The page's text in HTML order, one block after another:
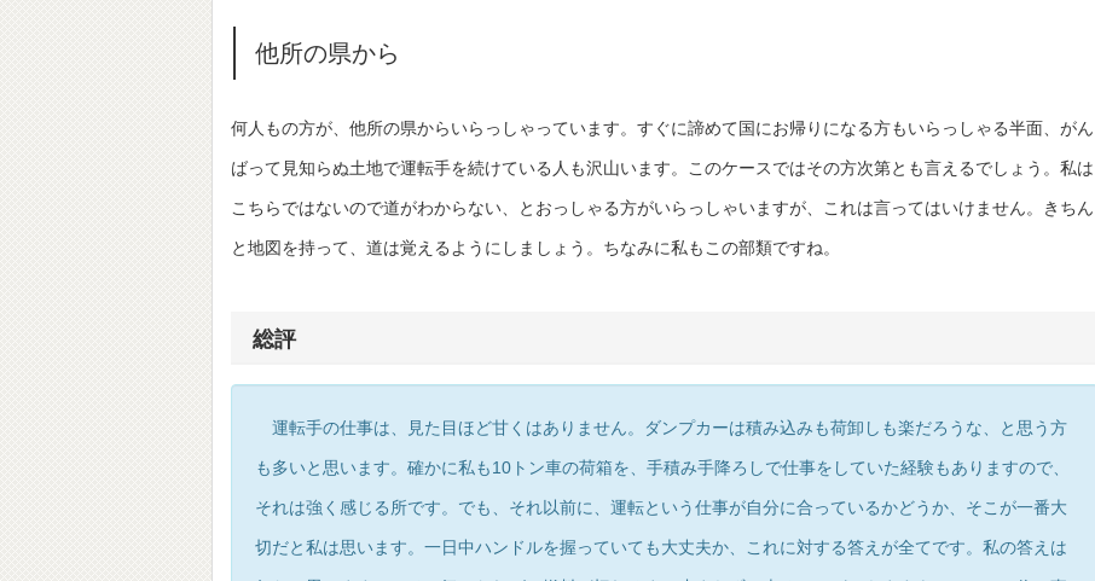
他所の県から
何人もの方が、他所の県からいらっしゃっています。すぐに諦めて国にお帰りになる方もいらっしゃる半面、がん
ばって見知らぬ土地で運転手を続けている人も沢山います。このケースではその方次第とも言えるでしょう。私は
こちらではないので道がわからない、とおっしゃる方がいらっしゃいますが、これは言ってはいけません。きちん
と地図を持って、道は覚えるようにしましょう。ちなみに私もこの部類ですね。
総評
運転手の仕事は、見た目ほど甘くはありません。ダンプカーは積み込みも荷卸しも楽だろうな、と思う方
も多いと思います。確かに私も10トン車の荷箱を、手積み手降ろしで仕事をしていた経験もありますので、
それは強く感じる所です。でも、それ以前に、運転という仕事が自分に合っているかどうか、そこが一番大
切だと私は思います。一日中ハンドルを握っていても大丈夫か、これに対する答えが全てです。私の答えは